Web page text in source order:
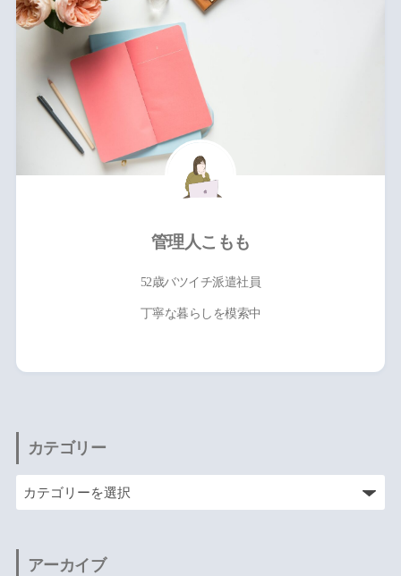
管理人こもも
52歳バツイチ派遣社員
丁寧な暮らしを模索中
カテゴリー
アーカイブ